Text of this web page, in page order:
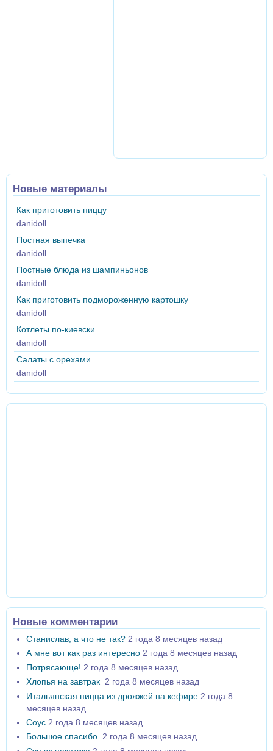
Новые материалы
Как приготовить пиццу
danidoll
Постная выпечка
danidoll
Постные блюда из шампиньонов
danidoll
Как приготовить подмороженную картошку
danidoll
Котлеты по-киевски
danidoll
Салаты с орехами
danidoll
Новые комментарии
Станислав, а что не так? 2 года 8 месяцев назад
А мне вот как раз интересно 2 года 8 месяцев назад
Потрясающе! 2 года 8 месяцев назад
Хлопья на завтрак 2 года 8 месяцев назад
Итальянская пицца из дрожжей на кефире 2 года 8
месяцев назад
Соус 2 года 8 месяцев назад
Большое спасибо 2 года 8 месяцев назад